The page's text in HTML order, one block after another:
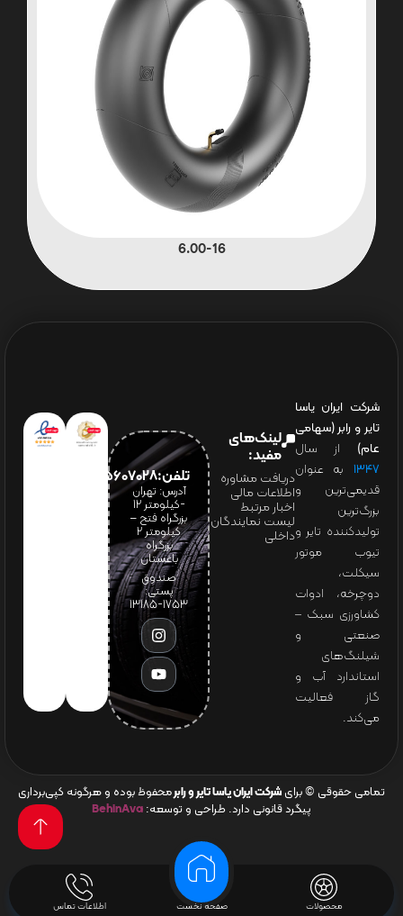
محصولات صفحه نخست اطلاعات تماس
6.00-16
شرکت ایران یاسا
تایر و رابر (سهامی
عام) از سال
۱۳۴۷ به عنوان
قدیمی‌ترین و
بزرگ‌ترین
تولیدکننده تایر و
تیوب موتور
سیکلت،
دوچرخه، ادوات
کشاورزی سبک –
صنعتی و
شیلنگ‌های
استاندارد آب و
گاز فعالیت
می‌کند.
لینک‌های
مفید:
دریافت مشاوره
اطلاعات مالی
اخبار مرتبط
لیست نمایندگان
داخلی
تلفن:65607028(021)
آدرس: تهران
-کیلومتر 12
بزرگراه فتح –
کیلومتر ۲
بزرگراه
باغستان
صندوق
پستی:
1753-13185
تمامی حقوقی © برای شرکت ایران یاسا تایر و رابرمحفوظ بوده و هرگونه کپی‌برداری
پیگرد قانونی دارد. طراحی و توسعه: BehinAva